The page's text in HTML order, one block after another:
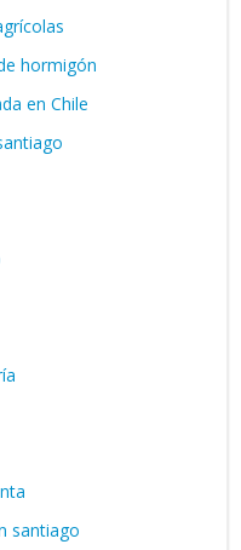
hormigón
en Chile
santiago